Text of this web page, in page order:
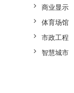
商业显示
体育场馆
市政工程
智慧城市